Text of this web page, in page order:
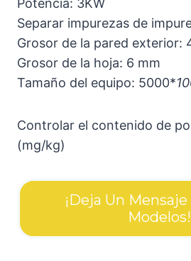
Separar impurezas de
Grosor de la pared exterior:
Grosor de la hoja: 6 mm
Tamaño del equipo: 5000*
Controlar el contenido de
(mg/kg)
¡Deja Un
Modelos!